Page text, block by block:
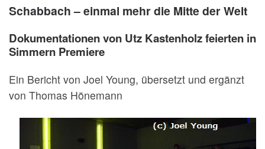
Schabbach – einmal mehr die Mitte der Welt
Dokumentationen von Utz Kastenholz feierten in
Simmern Premiere
Ein Bericht von Joel Young, übersetzt und ergänzt
von Thomas Hönemann